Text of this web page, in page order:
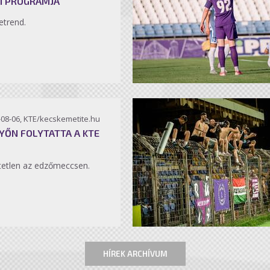
06, KTE/kecskemetite.hu
FOLYTATTA A KTE
az edzőmeccsen.
HÍREK ARCHÍVUM